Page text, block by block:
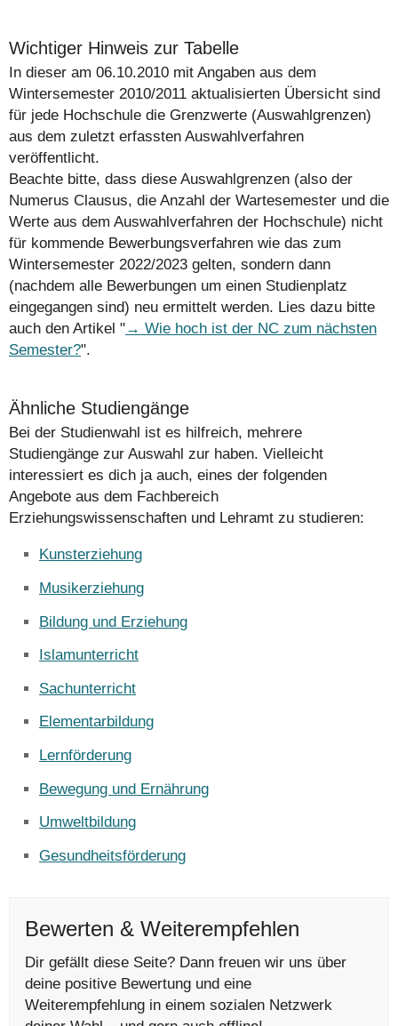
Wichtiger Hinweis zur Tabelle
In dieser am 06.10.2010 mit Angaben aus dem
Wintersemester 2010/2011 aktualisierten Übersicht sind
für jede Hochschule die Grenzwerte (Auswahlgrenzen)
aus dem zuletzt erfassten Auswahlverfahren
veröffentlicht.
Beachte bitte, dass diese Auswahlgrenzen (also der
Numerus Clausus, die Anzahl der Wartesemester und die
Werte aus dem Auswahlverfahren der Hochschule) nicht
für kommende Bewerbungsverfahren wie das zum
Wintersemester 2022/2023 gelten, sondern dann
(nachdem alle Bewerbungen um einen Studienplatz
eingegangen sind) neu ermittelt werden. Lies dazu bitte
auch den Artikel "
Wie hoch ist der NC zum nächsten
Semester?".
Ähnliche Studiengänge
Bei der Studienwahl ist es hilfreich, mehrere
Studiengänge zur Auswahl zur haben. Vielleicht
interessiert es dich ja auch, eines der folgenden
Angebote aus dem Fachbereich
Erziehungswissenschaften und Lehramt zu studieren:
Kunsterziehung
Musikerziehung
Bildung und Erziehung
Islamunterricht
Sachunterricht
Elementarbildung
Lernförderung
Bewegung und Ernährung
Umweltbildung
Gesundheitsförderung
Bewerten & Weiterempfehlen
Dir gefällt diese Seite? Dann freuen wir uns über
deine positive Bewertung und eine
Weiterempfehlung in einem sozialen Netzwerk